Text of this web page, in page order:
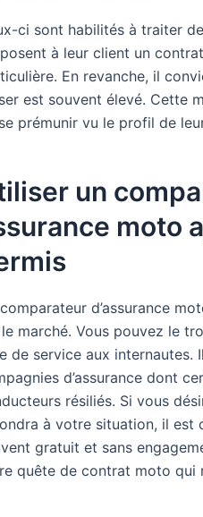
ci sont habilités à traiter
à leur client un
En revanche, il
est souvent élevé. Cette
prémunir vu le profil de
un
moto
d’assurance
marché. Vous pouvez le
de service aux
d’assurance dont
résiliés. Si vous
à votre situation, il est
gratuit et sans
quête de contrat moto qui